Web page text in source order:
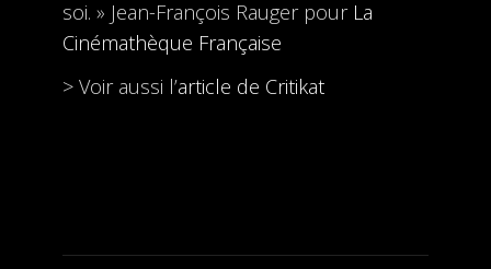
soi. » Jean-François Rauger pour La
Cinémathèque Française
> Voir aussi l’article de Critikat